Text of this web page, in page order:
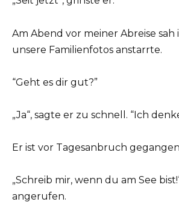
Am Abend vor meiner Abreise sah
unsere Familienfotos anstarrte.
“Geht es dir gut?”
„Ja“, sagte er zu schnell. “Ich
Er ist vor Tagesanbruch
„Schreib mir, wenn du am See
angerufen.